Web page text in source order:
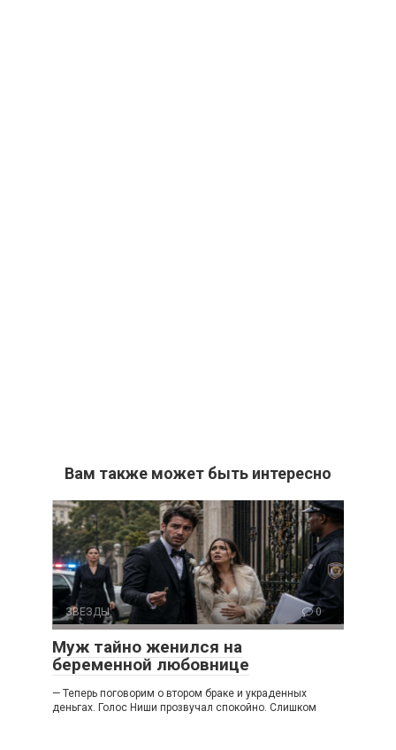
Вам также может быть интересно
ЗВЕЗДЫ 0
Муж тайно женился на
беременной любовнице
— Теперь поговорим о втором браке и украденных
деньгах. Голос Ниши прозвучал спокойно. Слишком